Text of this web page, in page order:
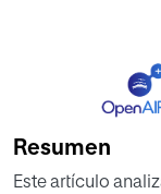
Resumen
Este artículo